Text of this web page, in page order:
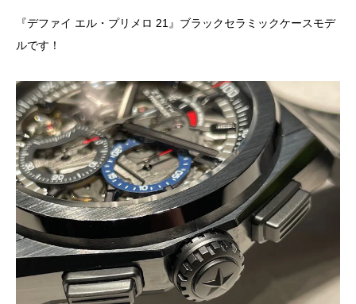
『デファイ エル・プリメロ 21』ブラックセラミックケースモデ
ルです！